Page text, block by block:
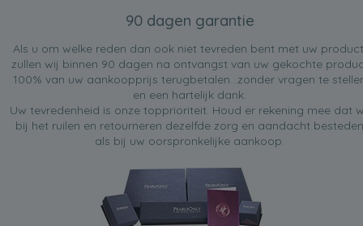
90 dagen garantie
Als u om welke reden dan ook niet tevreden bent met uw
zullen wij binnen 90 dagen na ontvangst van uw gekochte
100% van uw aankoopprijs terugbetalen...zonder vragen te
en een hartelijk dank.
Uw tevredenheid is onze topprioriteit. Houd er rekening mee dat
bij het ruilen en retourneren dezelfde zorg en aandacht besteden
als bij uw oorspronkelijke aankoop.